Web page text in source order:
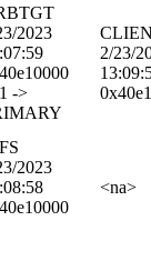
2023
->
2/23/
2023
<na>